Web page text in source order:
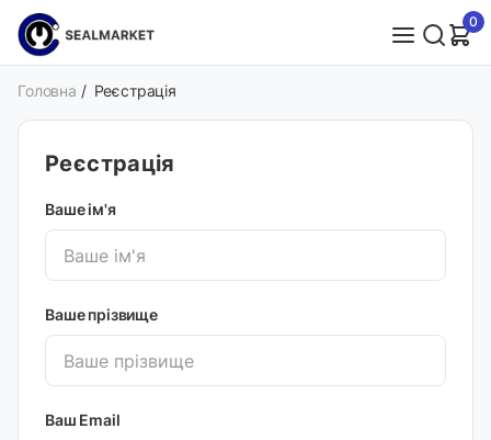
0
Головна / Реєстрація
Реєстрація
Ваше ім'я
Ваше прізвище
Ваш Email